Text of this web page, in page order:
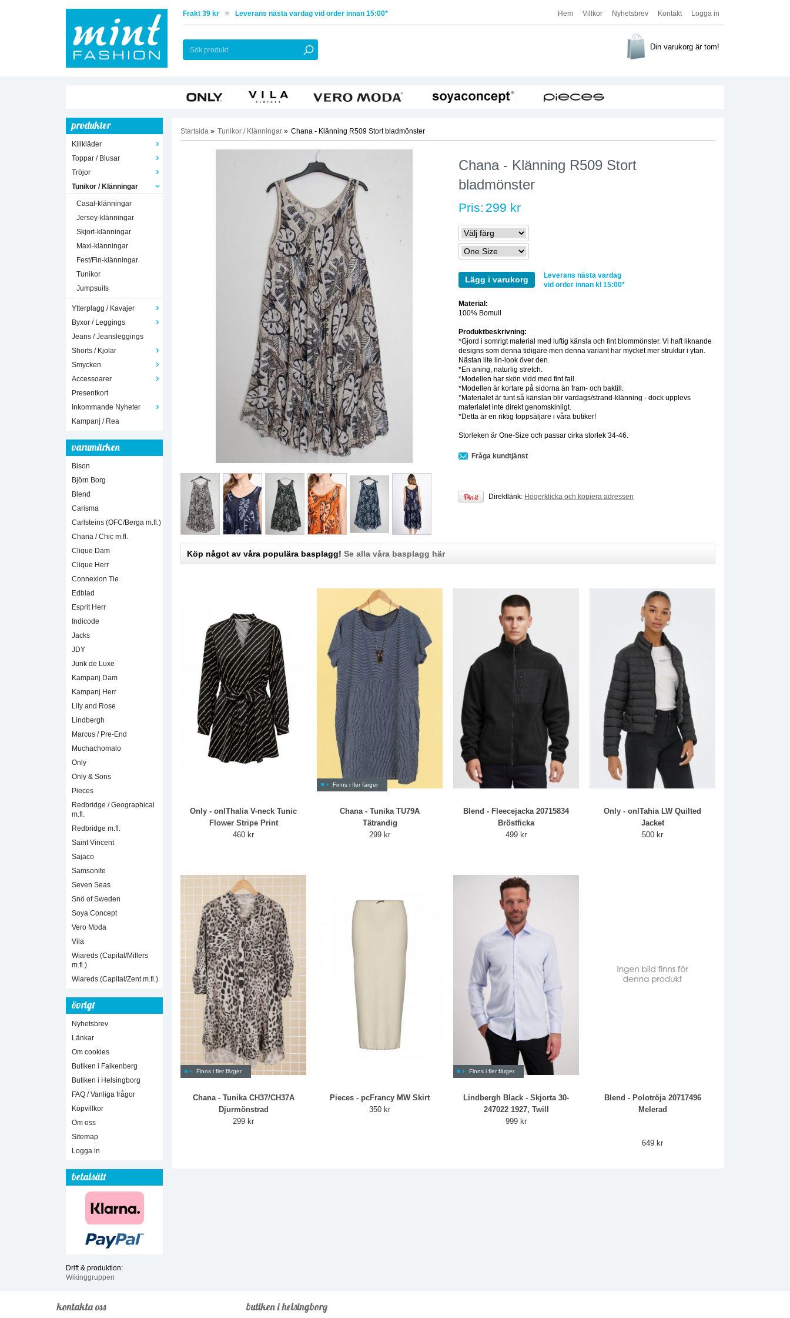
Hem Villkor Nyhetsbrev Kontakt Logga in
Frakt 39 kr Leverans nästa vardag vid order innan 15:00*
Din varukorg är tom!
produkter
Killkläder
Toppar / Blusar
Tröjor
Tunikor / Klänningar
Casal-klänningar
Jersey-klänningar
Skjort-klänningar
Maxi-klänningar
Fest/Fin-klänningar
Tunikor
Jumpsuits
Ytterplagg / Kavajer
Byxor / Leggings
Jeans / Jeansleggings
Shorts / Kjolar
Smycken
Accessoarer
Presentkort
Inkommande Nyheter
Kampanj / Rea
varumärken
Bison
Björn Borg
Blend
Carisma
Carlsteins (OFC/Berga m.fl.)
Chana / Chic m.fl.
Clique Dam
Clique Herr
Connexion Tie
Edblad
Esprit Herr
Indicode
Jacks
JDY
Junk de Luxe
Kampanj Dam
Kampanj Herr
Lily and Rose
Lindbergh
Marcus / Pre-End
Muchachomalo
Only
Only & Sons
Pieces
Redbridge / Geographical
m.fl.
Redbridge m.fl.
Saint Vincent
Sajaco
Samsonite
Seven Seas
Snö of Sweden
Soya Concept
Vero Moda
Vila
Wiareds (Capital/Millers
m.fl.)
Wiareds (Capital/Zent m.fl.)
övrigt
Nyhetsbrev
Länkar
Om cookies
Butiken i Falkenberg
Butiken i Helsingborg
FAQ / Vanliga frågor
Köpvillkor
Om oss
Sitemap
Logga in
betalsätt
Drift & produktion:
Wikinggruppen
Startsida » Tunikor / Klänningar » Chana - Klänning R509 Stort bladmönster
Chana - Klänning R509 Stort
bladmönster
Pris: 299 kr
Lägg i varukorg
Leverans nästa vardag
vid order innan kl 15:00*
Material:
100% Bomull
Produktbeskrivning:
*Gjord i somrigt material med luftig känsla och fint blommönster. Vi haft liknande
designs som denna tidigare men denna variant har mycket mer struktur i ytan.
Nästan lite lin-look över den.
*En aning, naturlig stretch.
*Modellen har skön vidd med fint fall.
*Modellen är kortare på sidorna än fram- och baktill.
*Materialet är tunt så känslan blir vardags/strand-klänning - dock upplevs
materialet inte direkt genomskinligt.
*Detta är en riktig toppsäljare i våra butiker!
Storleken är One-Size och passar cirka storlek 34-46.
Fråga kundtjänst
Direktlänk: Högerklicka och kopiera adressen
Köp något av våra populära basplagg! Se alla våra basplagg här
Only - onlThalia V-neck Tunic
Flower Stripe Print
460 kr
Finns i fler färger
Chana - Tunika TU79A
Tätrandig
299 kr
Blend - Fleecejacka 20715834
Bröstficka
499 kr
Only - onlTahia LW Quilted
Jacket
500 kr
Finns i fler färger
Chana - Tunika CH37/CH37A
Djurmönstrad
299 kr
Pieces - pcFrancy MW Skirt
350 kr
Finns i fler färger
Lindbergh Black - Skjorta 30-
247022 1927, Twill
999 kr
Blend - Polotröja 20717496
Melerad
649 kr
kontakta oss butiken i helsingborg